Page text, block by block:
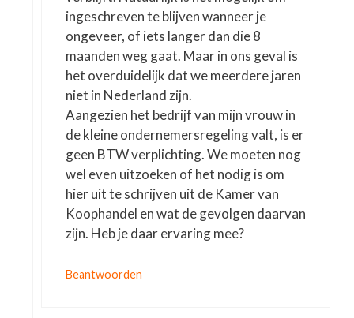
ingeschreven te blijven wanneer je
ongeveer, of iets langer dan die 8
maanden weg gaat. Maar in ons geval is
het overduidelijk dat we meerdere jaren
niet in Nederland zijn.
Aangezien het bedrijf van mijn vrouw in
de kleine ondernemersregeling valt, is er
geen BTW verplichting. We moeten nog
wel even uitzoeken of het nodig is om
hier uit te schrijven uit de Kamer van
Koophandel en wat de gevolgen daarvan
zijn. Heb je daar ervaring mee?
Beantwoorden